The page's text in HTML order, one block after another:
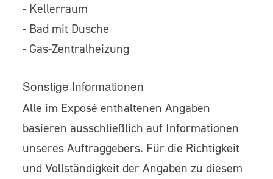
- Kellerraum
- Bad mit Dusche
- Gas-Zentralheizung
Sonstige Informationen
Alle im Exposé enthaltenen Angaben
basieren ausschließlich auf Informationen
unseres Auftraggebers. Für die Richtigkeit
und Vollständigkeit der Angaben zu diesem